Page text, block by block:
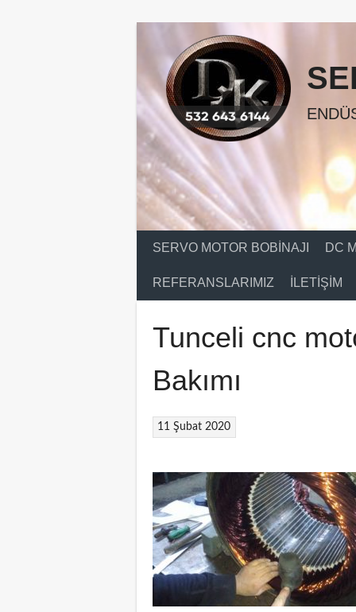
SERVO MOTOR BOBINAJI DC
REFERANSLARIMIZ İLETIŞIM
Tunceli cnc
Bakımı
11 Şubat 2020